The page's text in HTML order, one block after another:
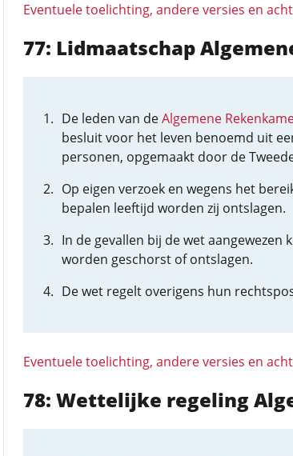
Eventuele toelichting, andere versies en
77: Lidmaatschap
De leden van deAlgemene
besluit voor het leven benoemd uit
personen, opgemaakt door de
Op eigen verzoek en wegens het
bepalen leeftijd worden zij ontslagen.
In de gevallen bij de wet aangewezen
worden geschorst of ontslagen.
De wet regelt overigens hun
Eventuele toelichting, andere versies en
78: Wettelijke regeling